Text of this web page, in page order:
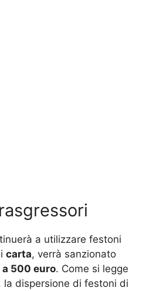
a utilizzare festoni
carta, verrà sanzionato
500 euro. Come si legge
la dispersione di festoni di